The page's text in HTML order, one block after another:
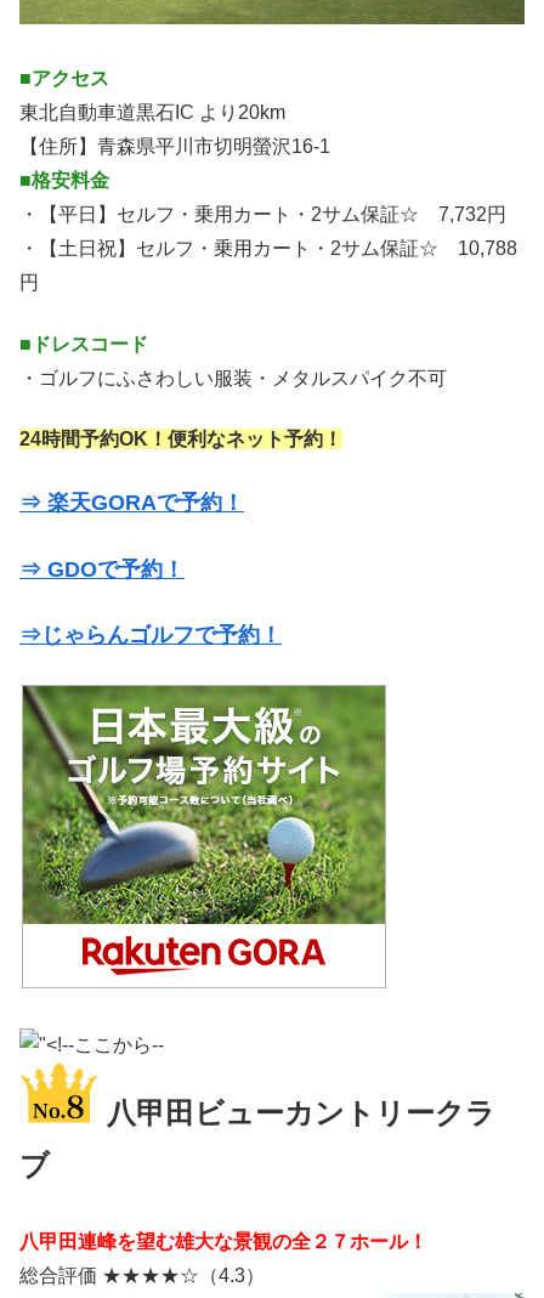
■アクセス
東北自動車道黒石IC より20km
【住所】青森県平川市切明螢沢16-1
■格安料金
・【平日】セルフ・乗用カート・2サム保証☆ 7,732円
・【土日祝】セルフ・乗用カート・2サム保証☆ 10,788
円
■ドレスコード
・ゴルフにふさわしい服装・メタルスパイク不可
24時間予約OK！便利なネット予約！
⇒ 楽天GORAで予約！
⇒ GDOで予約！
⇒じゃらんゴルフで予約！
八甲田ビューカントリークラ
ブ
八甲田連峰を望む雄大な景観の全２７ホール！
総合評価 ★★★★☆（4.3）